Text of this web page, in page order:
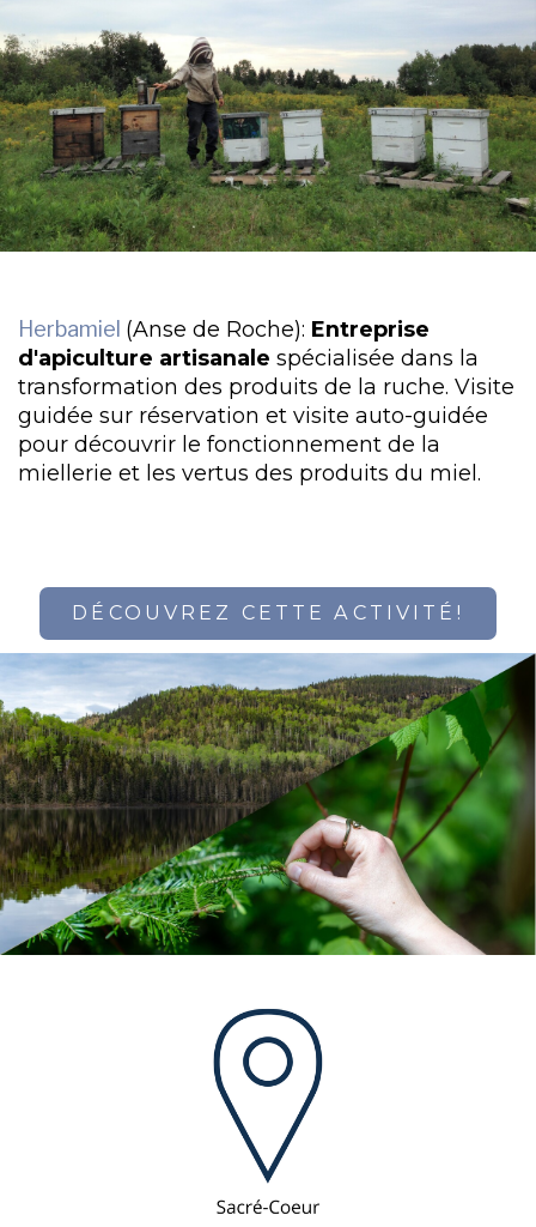
Herbamiel (Anse de Roche): Entreprise
d'apiculture artisanale spécialisée dans la
transformation des produits de la ruche. Visite
guidée sur réservation et visite auto-guidée
pour découvrir le fonctionnement de la
miellerie et les vertus des produits du miel.
DÉCOUVREZ CETTE ACTIVITÉ!